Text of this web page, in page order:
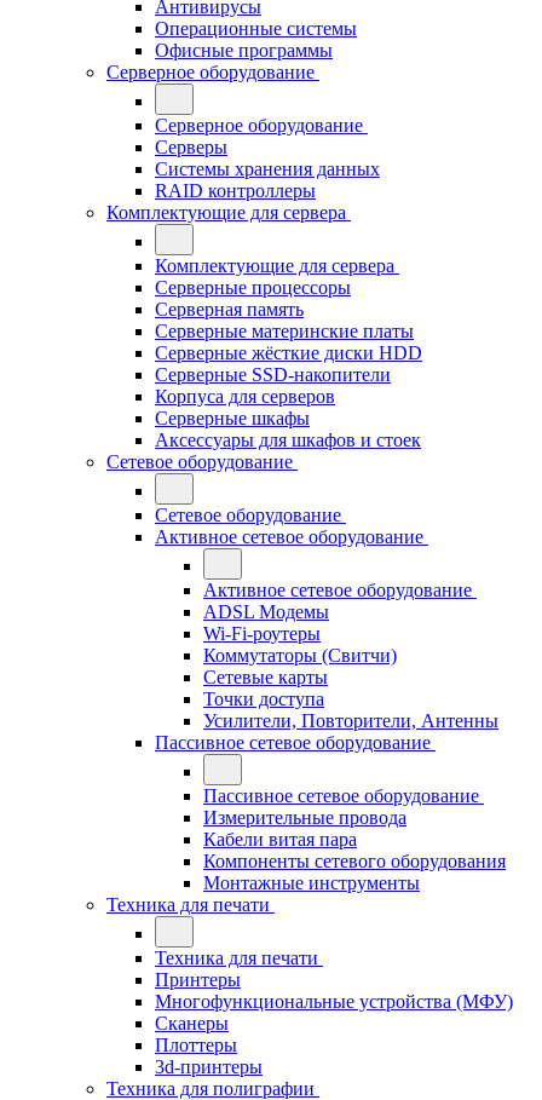
Антивирусы
Операционные системы
Офисные программы
Серверное оборудование
Серверное оборудование
Серверы
Системы хранения данных
RAID контроллеры
Комплектующие для сервера
Комплектующие для сервера
Серверные процессоры
Серверная память
Серверные материнские платы
Серверные жёсткие диски HDD
Серверные SSD-накопители
Корпуса для серверов
Серверные шкафы
Аксессуары для шкафов и стоек
Сетевое оборудование
Сетевое оборудование
Активное сетевое оборудование
Активное сетевое оборудование
ADSL Модемы
Wi-Fi-роутеры
Коммутаторы (Свитчи)
Сетевые карты
Точки доступа
Усилители, Повторители, Антенны
Пассивное сетевое оборудование
Пассивное сетевое оборудование
Измерительные провода
Кабели витая пара
Компоненты сетевого оборудования
Монтажные инструменты
Техника для печати
Техника для печати
Принтеры
Многофункциональные устройства (МФУ)
Сканеры
Плоттеры
3d-принтеры
Техника для полиграфии